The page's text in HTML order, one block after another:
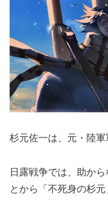
杉元佐一は、元・陸軍
日露戦争では、助か
とから「不死身の杉元